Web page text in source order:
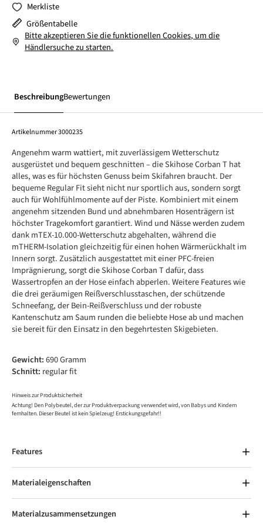
Merkliste
Größentabelle
Bitte akzeptieren Sie die funktionellen Cookies, um die
Händlersuche zu starten.
BeschreibungBewertungen
Artikelnummer3000235
Angenehm warm wattiert, mit zuverlässigem Wetterschutz
ausgerüstet und bequem geschnitten – die Skihose Corban T hat
alles, was es für höchsten Genuss beim Skifahren braucht. Der
bequeme Regular Fit sieht nicht nur sportlich aus, sondern sorgt
auch für Wohlfühlmomente auf der Piste. Kombiniert mit einem
angenehm sitzenden Bund und abnehmbaren Hosenträgern ist
höchster Tragekomfort garantiert. Wind und Nässe werden zudem
dank mTEX-10.000-Wetterschutz abgehalten, während die
mTHERM-Isolation gleichzeitig für einen hohen Wärmerückhalt im
Innern sorgt. Zusätzlich ausgestattet mit einer PFC-freien
Imprägnierung, sorgt die Skihose Corban T dafür, dass
Wassertropfen an der Hose einfach abperlen. Weitere Features wie
die drei geräumigen Reißverschlusstaschen, der schützende
Schneefang, der Bein-Reißverschluss und der robuste
Kantenschutz am Saum runden die beliebte Hose ab und machen
sie bereit für den Einsatz in den begehrtesten Skigebieten.
Gewicht:690 Gramm
Schnitt: regular fit
Hinweis zur Produktsicherheit
Achtung! Den Polybeutel, der zur Produktverpackung verwendet wird, von Babys und Kindern
fernhalten. Dieser Beutel ist kein Spielzeug! Erstickungsgefahr!!
Features
Materialeigenschaften
Materialzusammensetzungen